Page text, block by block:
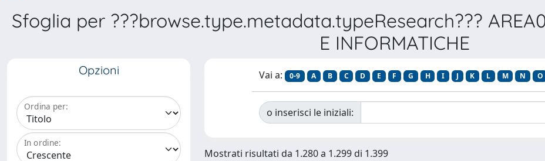
Sfoglia per ???browse.type.metadata.typeResearch???
E INFORMATICHE
Opzioni
Ordina per:
In ordine:
Vai a: 0-9 A B C D E F G H I J K L M N O
o inserisci le iniziali:
Mostrati risultati da 1.280 a 1.299 di 1.399